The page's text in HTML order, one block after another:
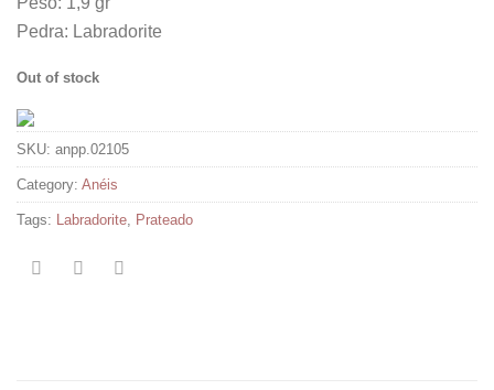
Pedra: Labradorite
Out of stock
SKU: anpp.02105
Category: Anéis
Tags: Labradorite Prateado